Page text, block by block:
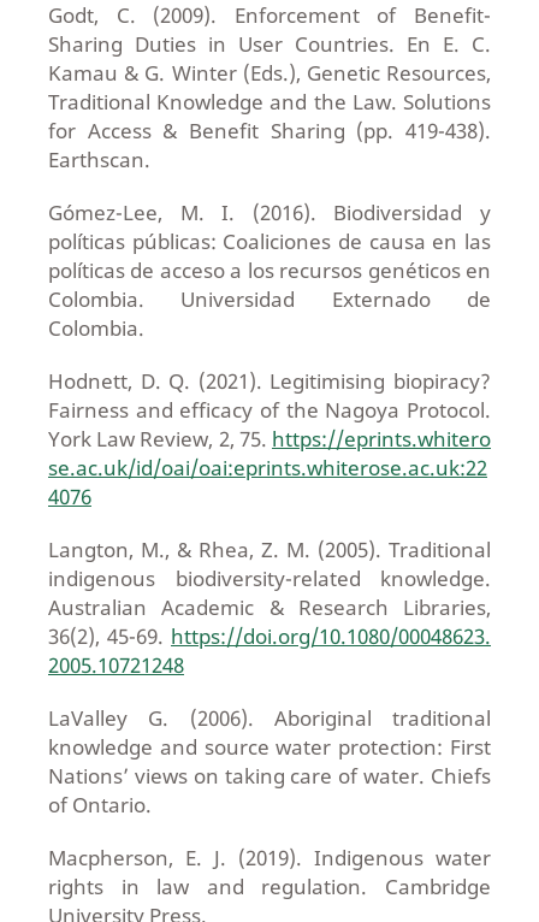
Godt, C. (2009). Enforcement of Benefit-
Sharing Duties in User Countries. En E. C.
Kamau & G. Winter (Eds.), Genetic Resources,
Traditional Knowledge and the Law. Solutions
for Access & Benefit Sharing (pp. 419-438).
Earthscan.
Gómez-Lee, M. I. (2016). Biodiversidad y
políticas públicas: Coaliciones de causa en las
políticas de acceso a los recursos genéticos en
Colombia. Universidad Externado de
Colombia.
Hodnett, D. Q. (2021). Legitimising biopiracy?
Fairness and efficacy of the Nagoya Protocol.
York Law Review, 2, 75. https://eprints.whitero
se.ac.uk/id/oai/oai:eprints.whiterose.ac.uk:22
4076
Langton, M., & Rhea, Z. M. (2005). Traditional
indigenous biodiversity-related knowledge.
Australian Academic & Research Libraries,
36(2), 45-69. https://doi.org/10.1080/00048623.
2005.10721248
LaValley G. (2006). Aboriginal traditional
knowledge and source water protection: First
Nations’ views on taking care of water. Chiefs
of Ontario.
Macpherson, E. J. (2019). Indigenous water
rights in law and regulation. Cambridge
University Press.